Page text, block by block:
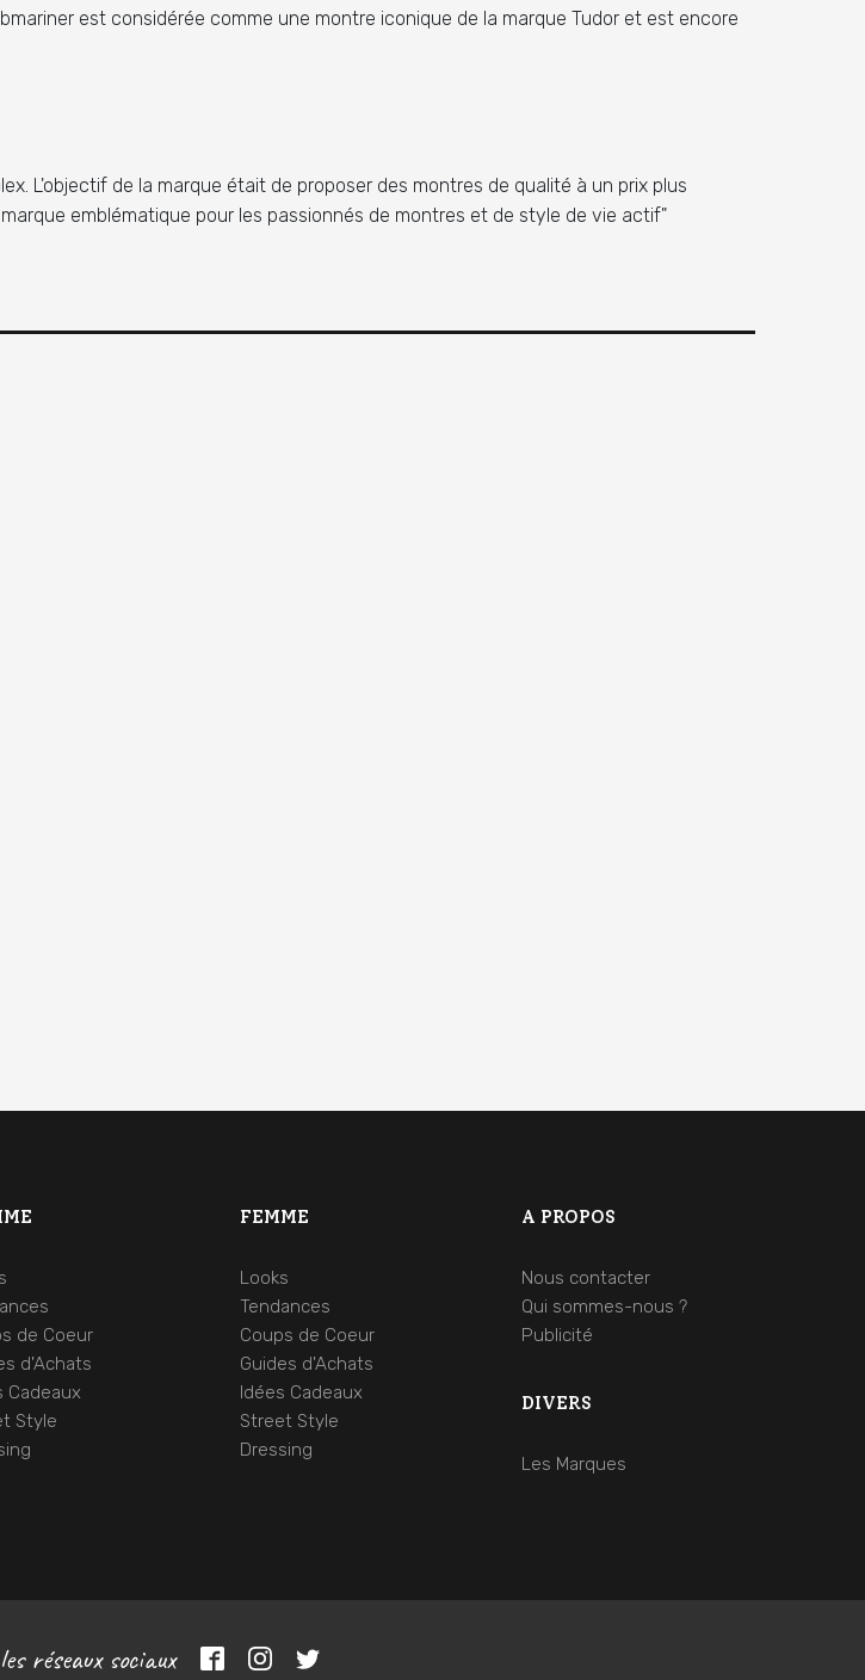
est considérée comme une montre iconique de la marque Tudor et est encore
L'objectif de la marque était de proposer des montres de qualité à un prix plus
emblématique pour les passionnés de montres et de style de vie actif"
de Coeur
d'Achats
Cadeaux
Style
FEMME
Looks
Tendances
Coups de Coeur
Guides d'Achats
Idées Cadeaux
Street Style
Dressing
A PROPOS
Nous contacter
Qui sommes-nous ?
Publicité
DIVERS
Les Marques
réseaux sociaux